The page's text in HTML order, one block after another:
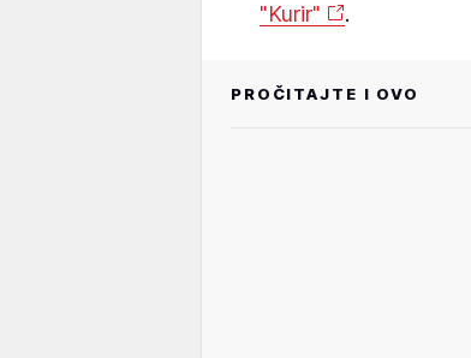
"Kurir"
.
PROČITAJTE I OVO